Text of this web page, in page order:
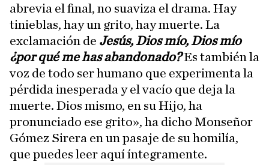
abrevia el final, no suaviza el drama. Hay
tinieblas, hay un grito, hay muerte. La
exclamación de Jesús, Dios mío, Dios mío
¿por qué me has abandonado?Es también la
voz de todo ser humano que experimenta la
pérdida inesperada y el vacío que deja la
muerte. Dios mismo, en su Hijo, ha
pronunciado ese grito», ha dicho Monseñor
Gómez Sirera en un pasaje de su homilía,
que puedes leer aquí íntegramente.